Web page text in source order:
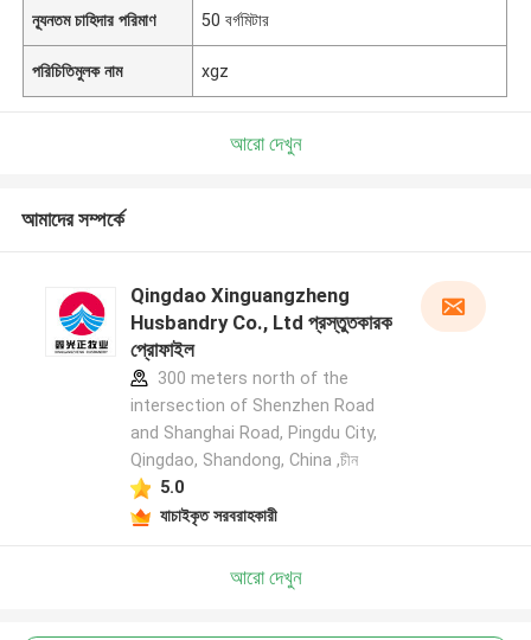
ন্যূনতম চাহিদার পরিমাণ 50 বর্গমিটার
পরিচিতিমুলক নাম xgz
আরো দেখুন
আমাদের সম্পর্কে
Qingdao Xinguangzheng
Husbandry Co., Ltd প্রস্তুতকারক
প্রোফাইল
300 meters north of the
intersection of Shenzhen Road
and Shanghai Road, Pingdu City,
Qingdao, Shandong, China ,চীন
5.0
যাচাইকৃত সরবরাহকারী
আরো দেখুন